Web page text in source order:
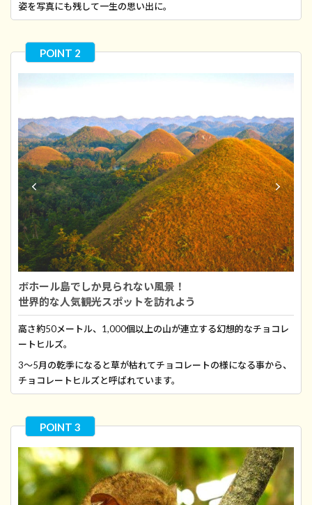
姿を写真にも残して一生の思い出に。
ボホール島でしか見られない風景！
世界的な人気観光スポットを訪れよう
高さ約50メートル、1,000個以上の山が連立する幻想的なチョコレ
ートヒルズ。
3〜5月の乾季になると草が枯れてチョコレートの様になる事から、
チョコレートヒルズと呼ばれています。